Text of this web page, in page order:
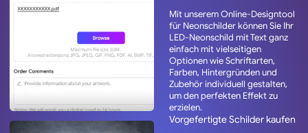
Mit unserem Online-Designtool
für Neonschilder können Sie Ihr
LED-Neonschild mit Text ganz
einfach mit vielseitigen
Optionen wie Schriftarten,
Farben, Hintergründen und
Zubehör individuell gestalten,
um den perfekten Effekt zu
erzielen.
Vorgefertigte Schilder kaufen